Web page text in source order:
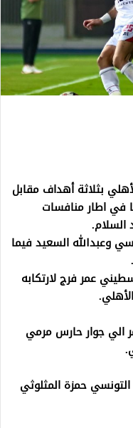
بثلاثة أهداف مقابل
في اطار منافسات
السلام.
وعبدالله السعيد فيما
عمر فرج لارتكابه
الي جوار حارس مرمي
حمزة المثلوثي